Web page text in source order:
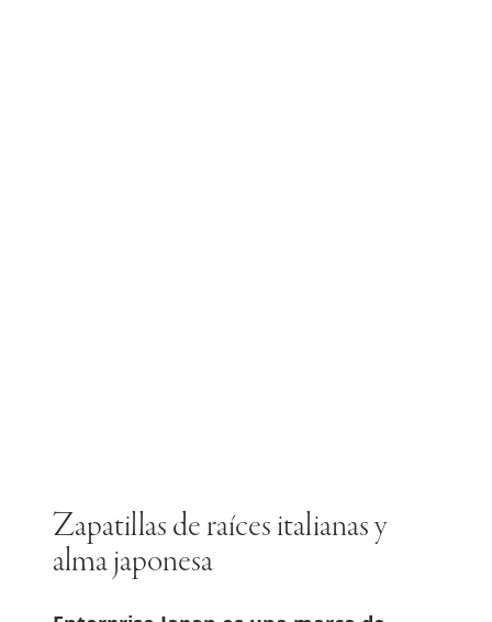
Zapatillas de raíces italianas y
alma japonesa